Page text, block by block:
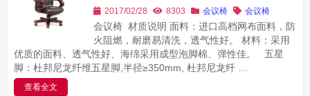
2017/02/28 8303 会议椅 会议椅
会议椅 材质说明 面料：进口高档网布面料，防
火阻燃，耐磨易清洗，透气性好。 材料：采用
优质的面料、透气性好、海绵采用成型泡脚棉、弹性佳。 五星
脚：杜邦尼龙纤维五星脚,半径≥350mm, 杜邦尼龙纤 …
查看全文